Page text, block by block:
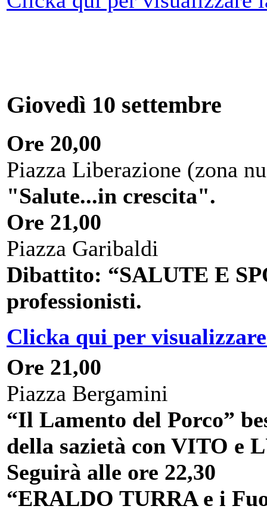
Giovedì 10 settembre
Ore 20,00
Piazza Liberazione (zona
"Salute...in crescita".
Ore 21,00
Piazza Garibaldi
Dibattito: “SALUTE E
professionisti.
Clicka qui per
Ore 21,00
Piazza Bergamini
“Il Lamento del Porco”
della sazietà con VITO
Seguirà alle ore 22,30
“ERALDO TURRA e i